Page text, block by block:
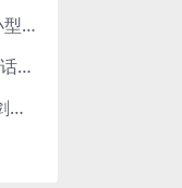
浮岛物语全谜题攻略 小型谜题解谜汇总
刺客信条奥德赛唤醒神话谜题答案 斯芬克斯主线攻略
豪杰青云传 荡寇立威-剑舞红尘-英雄志楼(解压即玩)